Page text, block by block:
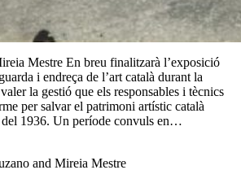
Mestre En breu finalitzarà l’exposició
i endreça de l’art català durant la
la gestió que els responsables i tècnics
per salvar el patrimoni artístic català
del 1936. Un període convuls en…
and Mireia Mestre